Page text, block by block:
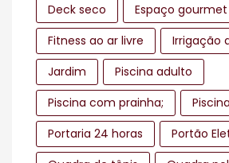
Deck seco
Espaço gourmet
Fitness ao ar livre
Irrigação
Jardim
Piscina adulto
Piscina com prainha;
Portaria 24 horas
Portão